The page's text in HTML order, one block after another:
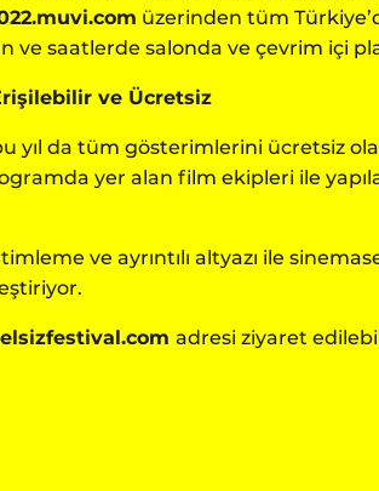
üzerinden tüm
ve saatlerde salonda ve çevrim içi
ve Ücretsiz
yıl da tüm gösterimlerini ücretsiz
yer alan film ekipleri ile
ve ayrıntılı altyazı ile
adresi ziyaret